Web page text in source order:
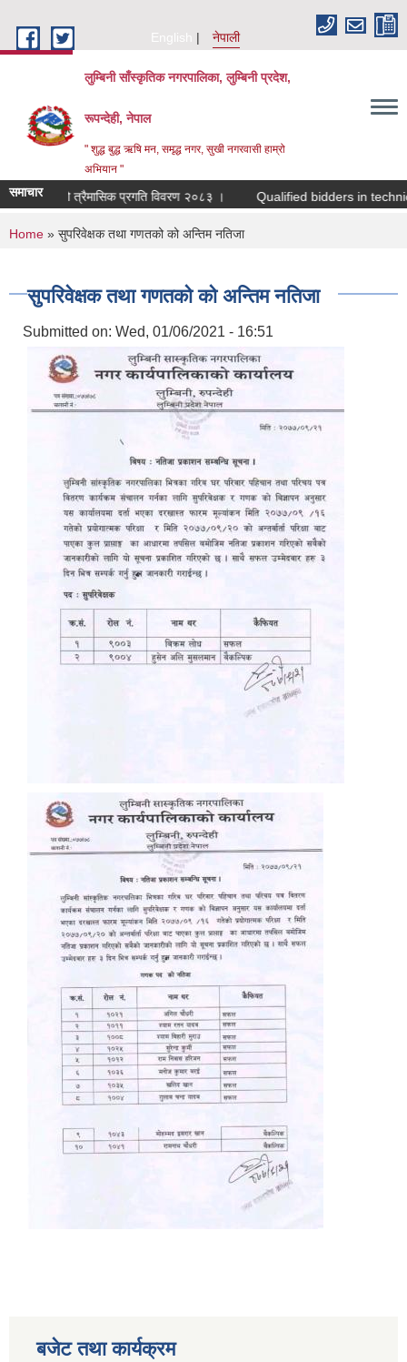
English
नेपाली
लुम्बिनी साँस्कृतिक नगरपालिका, लुम्बिनी प्रदेश,
रूपन्देही, नेपाल
" शुद्ध बुद्ध ऋषि मन, समृद्ध नगर, सुखी नगरवासी हाम्रो
अभियान "
समाचार चौथो त्रैमासिक प्रगति विवरण २०८३ । Qualified bidders in technical bid
You are here
Home » सुपरिवेक्षक तथा गणतको को अन्तिम नतिजा
सुपरिवेक्षक तथा गणतको को अन्तिम नतिजा
Submitted on: Wed, 01/06/2021 - 16:51
बजेट तथा कार्यक्रम